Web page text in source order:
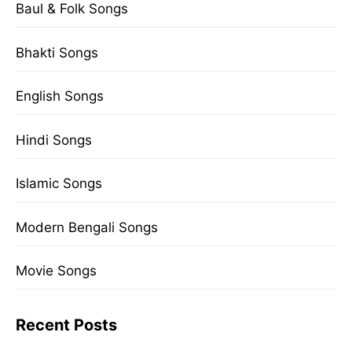
Baul & Folk Songs
Bhakti Songs
English Songs
Hindi Songs
Islamic Songs
Modern Bengali Songs
Movie Songs
Recent Posts